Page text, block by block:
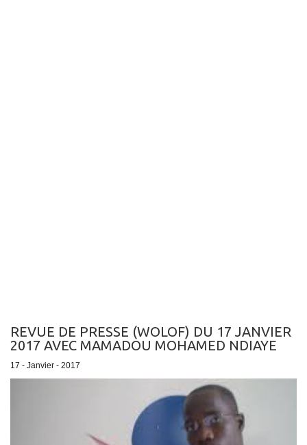
REVUE DE PRESSE (WOLOF) DU 17 JANVIER
2017 AVEC MAMADOU MOHAMED NDIAYE
17 - Janvier - 2017